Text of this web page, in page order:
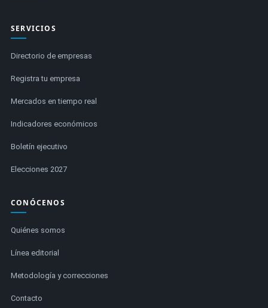
SERVICIOS
Directorio de empresas
Registra tu empresa
Mercados en tiempo real
Indicadores económicos
Boletín ejecutivo
Elecciones 2027
CONÓCENOS
Quiénes somos
Línea editorial
Metodología y correcciones
Contacto